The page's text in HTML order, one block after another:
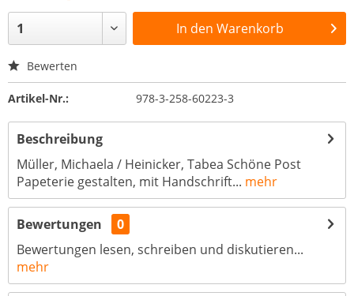
In den Warenkorb
Bewerten
Artikel-Nr.: 978-3-258-60223-3
Beschreibung
Müller, Michaela / Heinicker, Tabea Schöne Post
Papeterie gestalten, mit Handschrift... mehr
Bewertungen
0
Bewertungen lesen, schreiben und diskutieren...
mehr